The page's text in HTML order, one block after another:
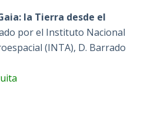
la Tierra desde el
por el Instituto Nacional
(INTA), D. Barrado